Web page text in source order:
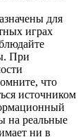
для
играх
При
что
источником
на реальные
ни в